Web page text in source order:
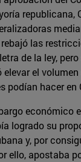
republicana,
las
de la ley,
el
podían hacer en
económico
logrado su
y, por
ello, apostaba